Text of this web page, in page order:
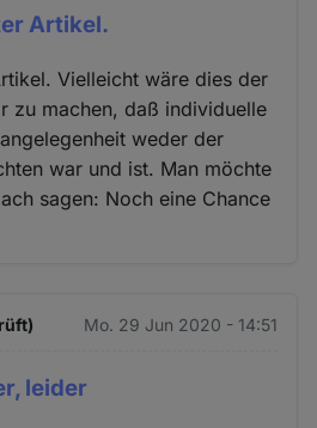
Artikel.
Vielleicht wäre dies der
zu machen, daß individuelle
weder der
war und ist. Man möchte
sagen: Noch eine Chance
Mo. 29 Jun 2020 - 14:51
leider